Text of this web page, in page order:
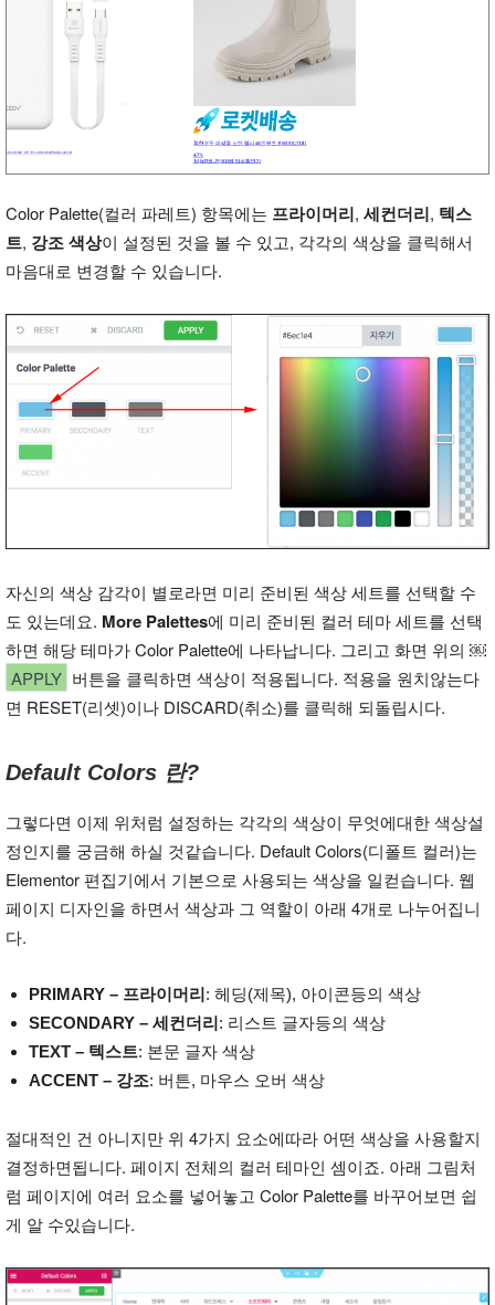
Color Palette(컬러 파레트) 항목에는 프라이머리, 세컨더리, 텍스
트, 강조 색상이 설정된 것을 볼 수 있고, 각각의 색상을 클릭해서
마음대로 변경할 수 있습니다.
자신의 색상 감각이 별로라면 미리 준비된 색상 세트를 선택할 수
도 있는데요. More Palettes에 미리 준비된 컬러 테마 세트를 선택
하면 해당 테마가 Color Palette에 나타납니다. 그리고 화면 위의 ￼
APPLY 버튼을 클릭하면 색상이 적용됩니다. 적용을 원치않는다
면 RESET(리셋)이나 DISCARD(취소)를 클릭해 되돌립시다.
Default Colors 란?
그렇다면 이제 위처럼 설정하는 각각의 색상이 무엇에대한 색상설
정인지를 궁금해 하실 것같습니다. Default Colors(디폴트 컬러)는
Elementor 편집기에서 기본으로 사용되는 색상을 일컫습니다. 웹
페이지 디자인을 하면서 색상과 그 역할이 아래 4개로 나누어집니
다.
PRIMARY – 프라이머리: 헤딩(제목), 아이콘등의 색상
SECONDARY – 세컨더리: 리스트 글자등의 색상
TEXT – 텍스트: 본문 글자 색상
ACCENT – 강조: 버튼, 마우스 오버 색상
절대적인 건 아니지만 위 4가지 요소에따라 어떤 색상을 사용할지
결정하면됩니다. 페이지 전체의 컬러 테마인 셈이죠. 아래 그림처
럼 페이지에 여러 요소를 넣어놓고 Color Palette를 바꾸어보면 쉽
게 알 수있습니다.